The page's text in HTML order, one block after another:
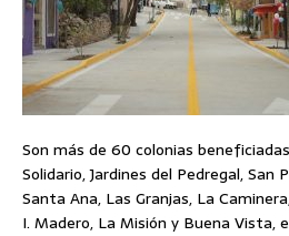
Son más de 60 colonias
Solidario, Jardines del Pedregal, San
Santa Ana, Las Granjas, La
I. Madero, La Misión y Buena